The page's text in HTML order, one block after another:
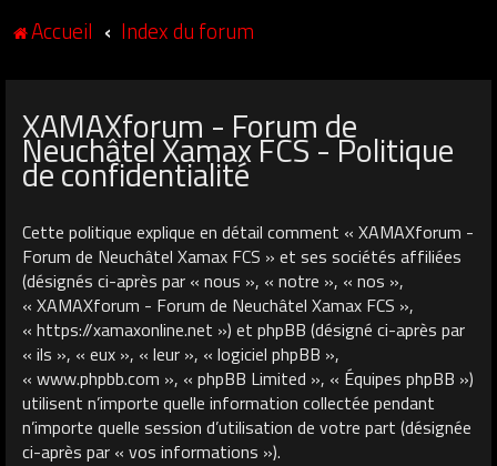
Accueil Index du forum
XAMAXforum - Forum de
Neuchâtel Xamax FCS - Politique
de confidentialité
Cette politique explique en détail comment « XAMAXforum -
Forum de Neuchâtel Xamax FCS » et ses sociétés affiliées
(désignés ci-après par « nous », « notre », « nos »,
« XAMAXforum - Forum de Neuchâtel Xamax FCS »,
« https://xamaxonline.net ») et phpBB (désigné ci-après par
« ils », « eux », « leur », « logiciel phpBB »,
« www.phpbb.com », « phpBB Limited », « Équipes phpBB »)
utilisent n’importe quelle information collectée pendant
n’importe quelle session d’utilisation de votre part (désignée
ci-après par « vos informations »).